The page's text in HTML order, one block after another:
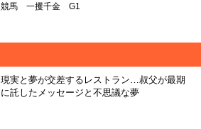
競馬 一攫千金 G1
現実と夢が交差するレストラン…叔父が最期
に託したメッセージと不思議な夢